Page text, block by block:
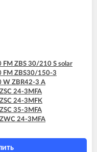
FM ZBS 30/210 S solar
FM ZBS30/150-3
W ZBR42-3 A
24-3MFA
24-3MFK
35-3MFA
24-3MFA
24-3MFK
28-3MFA
28-3MFK